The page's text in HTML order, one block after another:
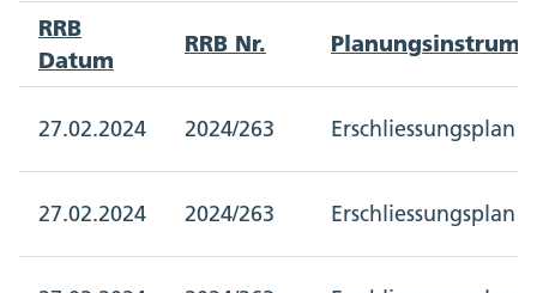
RRB
Datum
RRB Nr.
27.02.2024 2024/263 Erschliessungsplan
27.02.2024 2024/263 Erschliessungsplan